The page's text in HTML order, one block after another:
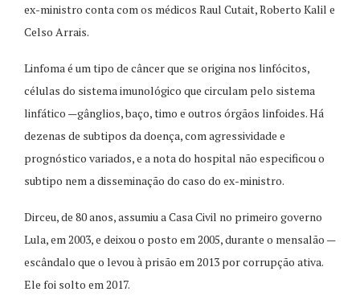
ex-ministro conta com os médicos Raul Cutait, Roberto Kalil e
Celso Arrais.
Linfoma é um tipo de câncer que se origina nos linfócitos,
células do sistema imunológico que circulam pelo sistema
linfático —gânglios, baço, timo e outros órgãos linfoides. Há
dezenas de subtipos da doença, com agressividade e
prognóstico variados, e a nota do hospital não especificou o
subtipo nem a disseminação do caso do ex-ministro.
Dirceu, de 80 anos, assumiu a Casa Civil no primeiro governo
Lula, em 2003, e deixou o posto em 2005, durante o mensalão —
escândalo que o levou à prisão em 2013 por corrupção ativa.
Ele foi solto em 2017.